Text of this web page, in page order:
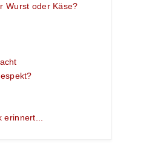
Wurst oder Käse?